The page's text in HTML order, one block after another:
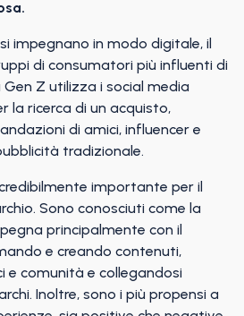
impegnano in modo digitale, il
di consumatori più influenti di
Gen Z utilizza i social media
la ricerca di un acquisto,
di amici, influencer e
tradizionale.
importante per il
Sono conosciuti come la
principalmente con il
e creando contenuti,
e comunità e collegandosi
Inoltre, sono i più propensi a